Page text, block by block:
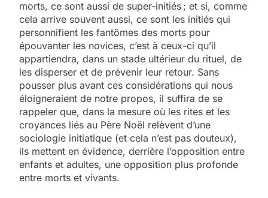
morts, ce sont aussi de super-initiés ; et si, comme
cela arrive souvent aussi, ce sont les initiés qui
personnifient les fantômes des morts pour
épouvanter les novices, c’est à ceux-ci qu’il
appartiendra, dans un stade ultérieur du rituel, de
les disperser et de prévenir leur retour. Sans
pousser plus avant ces considérations qui nous
éloigneraient de notre propos, il suffira de se
rappeler que, dans la mesure où les rites et les
croyances liés au Père Noël relèvent d’une
sociologie initiatique (et cela n’est pas douteux),
ils mettent en évidence, derrière l’opposition entre
enfants et adultes, une opposition plus profonde
entre morts et vivants.